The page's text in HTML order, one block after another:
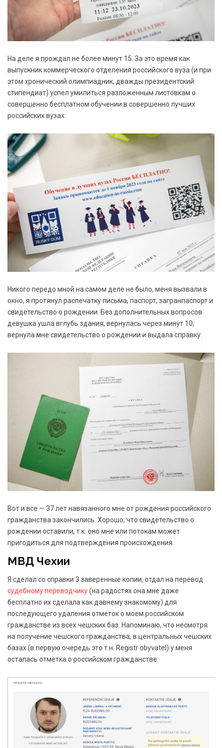
На деле я прождал не более минут 15. За это время как
выпускник коммерческого отделения российского вуза (и при
этом хронический олимпиадник, дважды президентский
стипендиат) успел умилиться разложенным листовкам о
совершенно бесплатном обучении в совершенно лучших
российских вузах:
Никого передо мной на самом деле не было, меня вызвали в
окно, я протянул распечатку письма, паспорт, загранпаспорт и
свидетельство о рождении. Без дополнительных вопросов
девушка ушла вглубь здания, вернулась через минут 10,
вернула мне свидетельство о рождении и выдала справку:
Вот и все — 37 лет навязанного мне от рождения российского
гражданства закончились. Хорошо, что свидетельство о
рождении оставили, т.к. оно мне или потокам может
пригодиться для подтверждения происхождения.
МВД Чехии
Я сделал со справки 3 заверенные копии, отдал на перевод
судебному переводчику(на радостях она мне даже
бесплатно их сделала как давнему знакомому) для
последующего удаления отметок о моем российском
гражданстве из всех чешских баз. Напоминаю, что несмотря
на получение чешского гражданства, в центральных чешских
базах (в первую очередь это т.н. Registr obyvatel) у меня
осталась отметка о российском гражданстве: